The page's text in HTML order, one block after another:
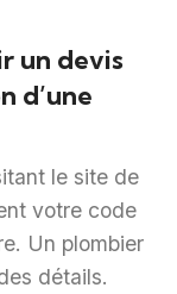
un devis
d’une
le site de
votre code
Un plombier
détails.